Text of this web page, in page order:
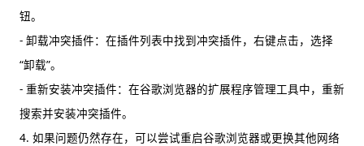
钮。
- 卸载冲突插件：在插件列表中找到冲突插件，右键点击，选择
“卸载”。
- 重新安装冲突插件：在谷歌浏览器的扩展程序管理工具中，重新
搜索并安装冲突插件。
4. 如果问题仍然存在，可以尝试重启谷歌浏览器或更换其他网络